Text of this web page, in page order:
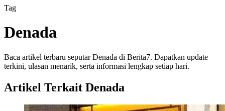
Tag
Denada
Baca artikel terbaru seputar Denada di Berita7. Dapatkan update
terkini, ulasan menarik, serta informasi lengkap setiap hari.
Artikel Terkait Denada